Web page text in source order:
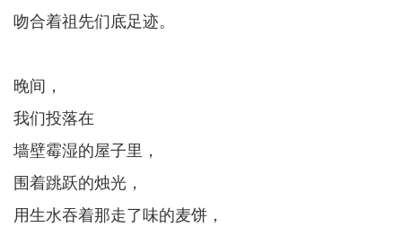
吻合着祖先们底足迹。
晚间，
我们投落在
墙壁霉湿的屋子里，
围着跳跃的烛光，
用生水吞着那走了味的麦饼，